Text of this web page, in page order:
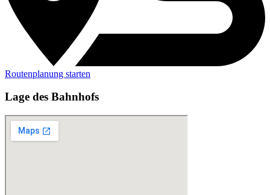
Routenplanung starten
Lage des Bahnhofs